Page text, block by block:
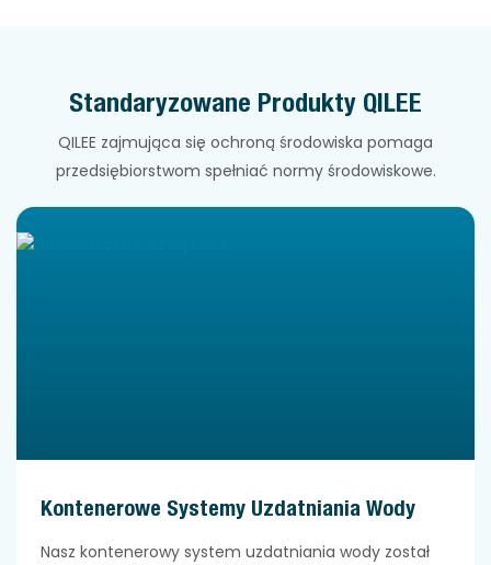
Standaryzowane Produkty QILEE
QILEE zajmująca się ochroną środowiska pomaga
przedsiębiorstwom spełniać normy środowiskowe.
Kontenerowe Systemy Uzdatniania Wody
Nasz kontenerowy system uzdatniania wody został